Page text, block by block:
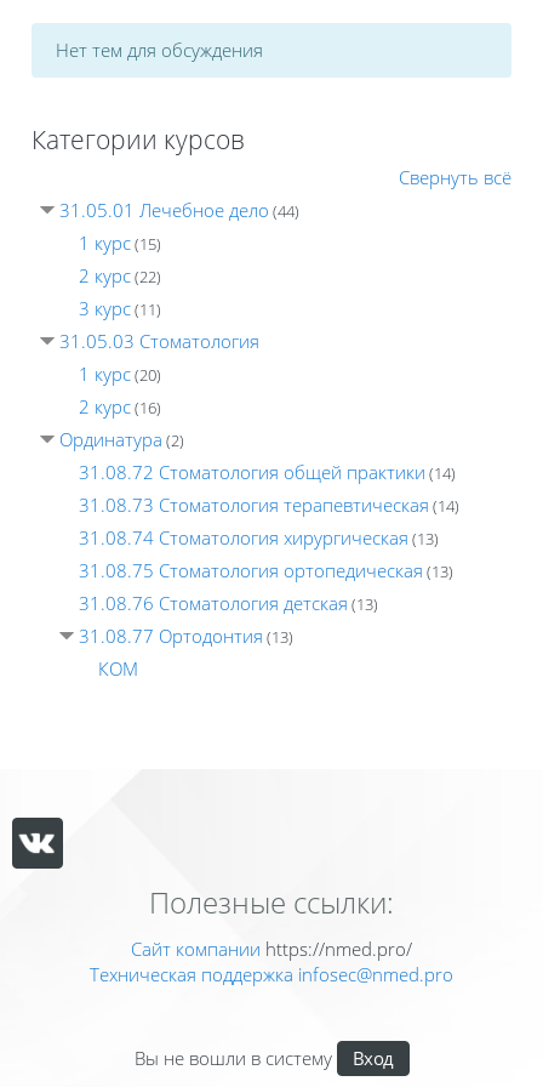
Нет тем для обсуждения
Категории курсов
Свернуть всё
31.05.01 Лечебное дело (44)
1 курс(15)
2 курс(22)
3 курс(11)
31.05.03 Стоматология
1 курс(20)
2 курс(16)
Ординатура (2)
31.08.72 Стоматология общей практики (14)
31.08.73 Стоматология терапевтическая (14)
31.08.74 Стоматология хирургическая (13)
31.08.75 Стоматология ортопедическая (13)
31.08.76 Стоматология детская (13)
31.08.77 Ортодонтия (13)
КОМ
Полезные ссылки:
Сайт компании https://nmed.pro/
Техническая поддержка infosec@nmed.pro
Вы не вошли в систему Вход